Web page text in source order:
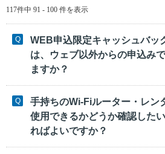
117件中 91 - 100 件を表示
WEB申込限定キャッシュバッ
は、ウェブ以外からの申込み
ますか？
手持ちのWi-Fiルーター・レン
使用できるかどうか確認した
ればよいですか？